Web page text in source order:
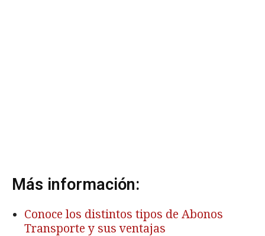
Más información:
Conoce los distintos tipos de Abonos
Transporte y sus ventajas